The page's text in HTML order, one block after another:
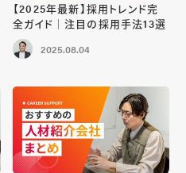
【2025年最新】採用トレンド完
全ガイド｜注目の採用手法13選
2025.08.04